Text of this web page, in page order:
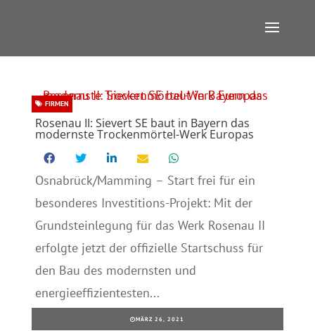
Rosenau II: Sievert SE baut in Bayern das
modernste Trockenmörtel-Werk Europas
FIRMEN
Osnabrück/Mamming – Start frei für ein
besonderes Investitions-Projekt: Mit der
Grundsteinlegung für das Werk Rosenau II
erfolgte jetzt der offizielle Startschuss für
den Bau des modernsten und
energieeffizientesten...
MÄRZ 26, 2021